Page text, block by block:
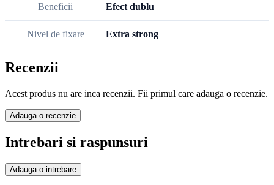
Beneficii Efect dublu
Nivel de fixare Extra strong
Recenzii
Acest produs nu are inca recenzii. Fii primul care adauga o recenzie.
Adauga o recenzie
Intrebari si raspunsuri
Adauga o intrebare